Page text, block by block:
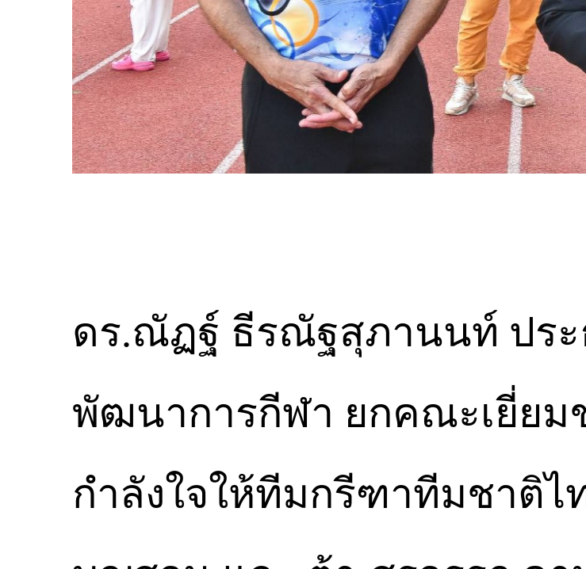
ดร.ณัฏฐ์ ธีรณัฐสุภานนท์ ปร
พัฒนาการกีฬา ยกคณะเยี่ยม
กำลังใจให้ทีมกรีฑาทีมชาติไ